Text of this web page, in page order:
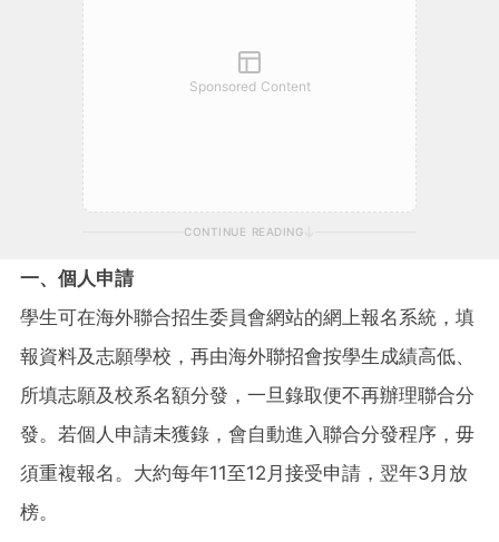
Sponsored Content
CONTINUE READING
一、個人申請
學生可在海外聯合招生委員會網站的網上報名系統，填
報資料及志願學校，再由海外聯招會按學生成績高低、
所填志願及校系名額分發，一旦錄取便不再辦理聯合分
發。若個人申請未獲錄，會自動進入聯合分發程序，毋
須重複報名。大約每年11至12月接受申請，翌年3月放
榜。